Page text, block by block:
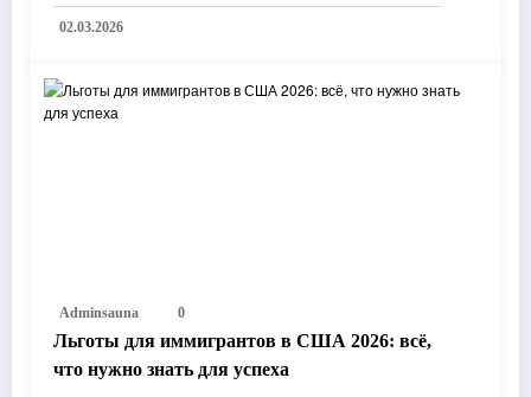
02.03.2026
Adminsauna 0
Льготы для иммигрантов в США 2026: всё,
что нужно знать для успеха